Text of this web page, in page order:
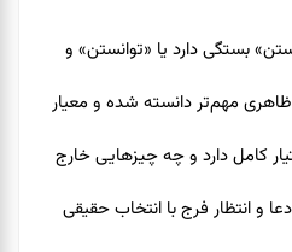
بستگی دارد یا «توانستن» و
مهم‌تر دانسته شده و معیار
کامل دارد و چه چیزهایی خارج
و انتظار فرج با انتخاب حقیقی